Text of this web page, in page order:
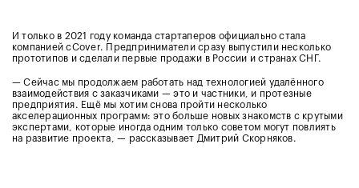
И только в 2021 году команда стартаперов официально стала
компанией cCover. Предприниматели сразу выпустили несколько
прототипов и сделали первые продажи в России и странах СНГ.
— Сейчас мы продолжаем работать над технологией удалённого
взаимодействия с заказчиками — это и частники, и протезные
предприятия. Ещё мы хотим снова пройти несколько
акселерационных программ: это больше новых знакомств с крутыми
экспертами, которые иногда одним только советом могут повлиять
на развитие проекта, — рассказывает Дмитрий Скорняков.